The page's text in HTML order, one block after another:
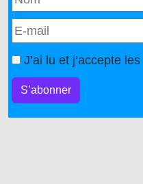
J’ai lu et j’accepte les
S’abonner